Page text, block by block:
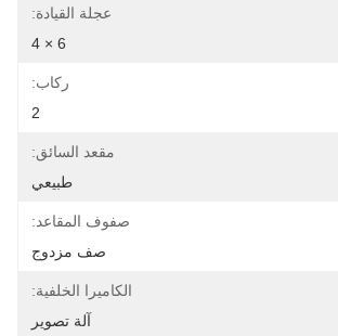
عجلة القيادة:
6 × 4
ركاب:
2
مقعد السائق:
طبيعي
صفوف المقاعد:
صف مزدوج
الكاميرا الخلفية:
آلة تصوير